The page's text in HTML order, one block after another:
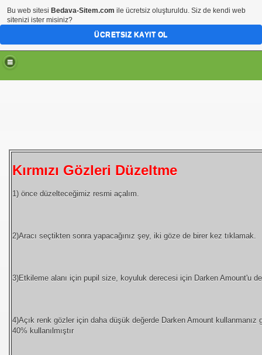
Kırmızı Gözleri Düzeltme
1) önce düzelteceğimiz resmi açalım.
2)Aracı seçtikten sonra yapacağınız şey, iki göze de birer kez tıklamak.
3)Etkileme alanı için pupil size, koyuluk derecesi için Darken Amount'u
4)Açık renk gözler için daha düşük değerde Darken Amount
40% kullanılmıştır
Bu web sitesi Bedava-Sitem.com ile ücretsiz oluşturuldu. Siz de kendi web
sitenizi ister misiniz?
ÜCRETSIZ KAYIT OL